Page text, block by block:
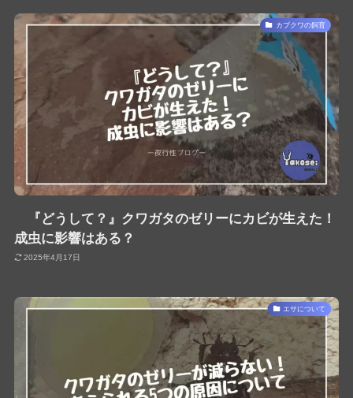
カブクワの飼育
『どうして？』クワガタのゼリーにカビが生えた！
成虫に影響はある？
2025年4月17日
エサについて